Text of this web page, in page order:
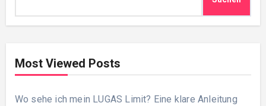
Most Viewed Posts
Wo sehe ich mein LUGAS Limit? Eine klare Anleitung